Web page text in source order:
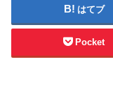
はてブ
Pocket